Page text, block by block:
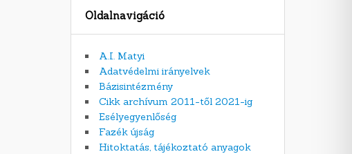
Oldalnavigáció
A.I. Matyi
Adatvédelmi irányelvek
Bázisintézmény
Cikk archívum 2011-től 2021-ig
Esélyegyenlőség
Fazék újság
Hitoktatás, tájékoztató anyagok